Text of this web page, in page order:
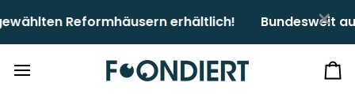
zum
Inhalt
Reformhäusern erhältlich!ㅤㅤ Bundesweit
×